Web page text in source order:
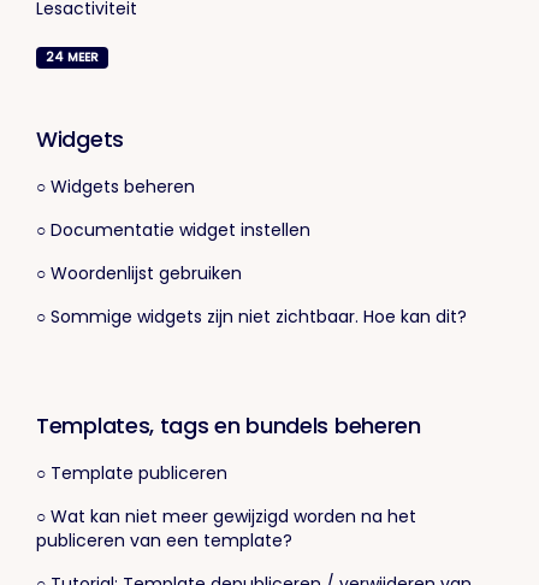
Lesactiviteit
24 MEER
Widgets
○ Widgets beheren
○ Documentatie widget instellen
○ Woordenlijst gebruiken
○ Sommige widgets zijn niet zichtbaar. Hoe kan dit?
Templates, tags en bundels beheren
○ Template publiceren
○ Wat kan niet meer gewijzigd worden na het
publiceren van een template?